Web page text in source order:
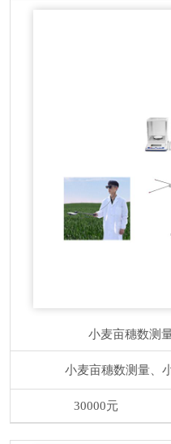
小麦亩穗数测
小麦亩穗数测量、
30000元